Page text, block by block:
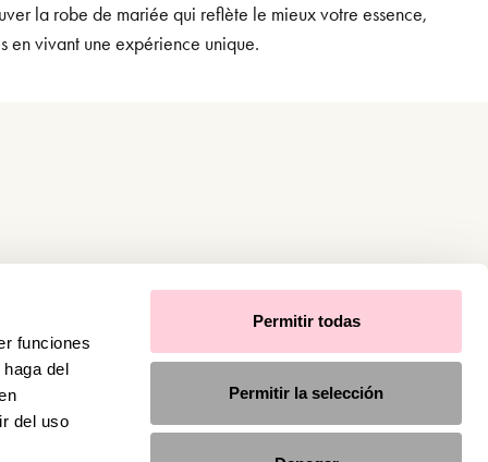
funciones
del
del uso
Permitir todas
Permitir la selección
la robe de mariée qui reflète le mieux votre essence,
en vivant une expérience unique.